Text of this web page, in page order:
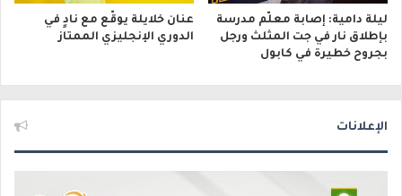
ليلة دامية: إصابة معلّم مدرسة
بإطلاق نار في جت المثلث ورجل
بجروح خطيرة في كابول
عنان خلايلة يوقّع مع نادٍ في
الدوري الإنجليزي الممتاز
الإعلانات